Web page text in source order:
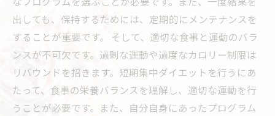
出しても、保持するためには、定期的にメンテナンスを
することが重要です。 そして、適切な食事と運動のバラ
ンスが不可欠です。過剰な運動や過度なカロリー制限は
リバウンドを招きます。短期集中ダイエットを行うにあ
たって、食事の栄養バランスを理解し、適切な運動を行
うことが必要です。また、自分自身にあったプログラム